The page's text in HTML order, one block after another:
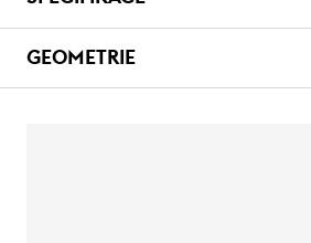
GEOMETRIE